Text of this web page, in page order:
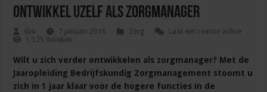
Ontwikkel uzelf als zorgmanager
sbo 7 januari 2016 Zorg
Laat een reactie achter
1,525 Bekeken
Wilt u zich verder ontwikkelen als zorgmanager? Met de
Jaaropleiding Bedrijfskundig Zorgmanagement stoomt u
zich in 1 jaar klaar voor de hogere functies in de